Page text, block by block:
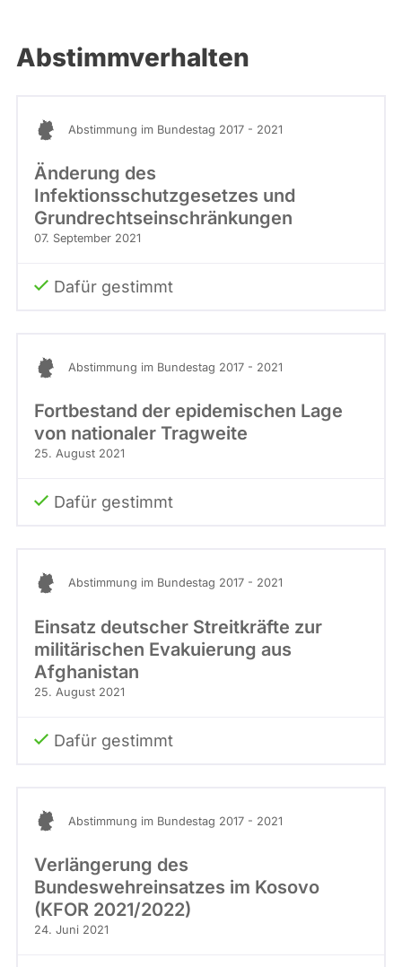
Abstimmverhalten
Abstimmung im Bundestag 2017 - 2021
Änderung des
Infektionsschutzgesetzes und
Grundrechtseinschränkungen
07. September 2021
Dafür gestimmt
Abstimmung im Bundestag 2017 - 2021
Fortbestand der epidemischen Lage
von nationaler Tragweite
25. August 2021
Dafür gestimmt
Abstimmung im Bundestag 2017 - 2021
Einsatz deutscher Streitkräfte zur
militärischen Evakuierung aus
Afghanistan
25. August 2021
Dafür gestimmt
Abstimmung im Bundestag 2017 - 2021
Verlängerung des
Bundeswehreinsatzes im Kosovo
(KFOR 2021/2022)
24. Juni 2021